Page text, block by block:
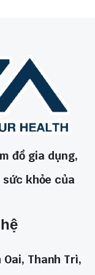
đồ gia dụng,
khỏe của
Thanh Trì,